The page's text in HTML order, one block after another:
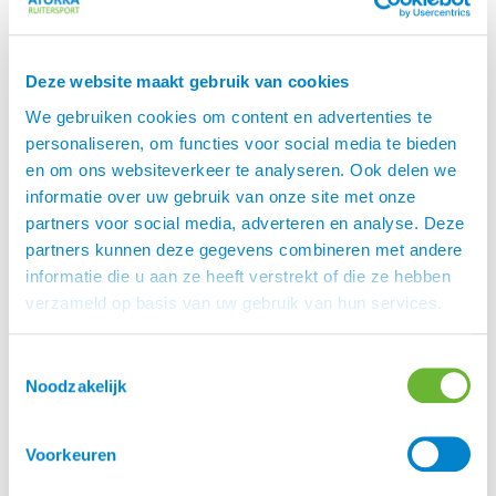
Deze website maakt gebruik van cookies
We gebruiken cookies om content en advertenties te
personaliseren, om functies voor social media te bieden
en om ons websiteverkeer te analyseren. Ook delen we
informatie over uw gebruik van onze site met onze
partners voor social media, adverteren en analyse. Deze
partners kunnen deze gegevens combineren met andere
informatie die u aan ze heeft verstrekt of die ze hebben
verzameld op basis van uw gebruik van hun services.
Noodzakelijk
Voorkeuren
Er zijn nog geen beoordelingen.
Enkel ingelogde klanten die dit product gekocht
hebben, kunnen een beoordeling schrijven.
Klantenservice
Staat je antwoord daar niet bij, vraag het ons gerust.
Ons telefoonnummer is 0348-446168, maar eenmailtje
Je kan natuurlijk ook langskomen in onze shop in